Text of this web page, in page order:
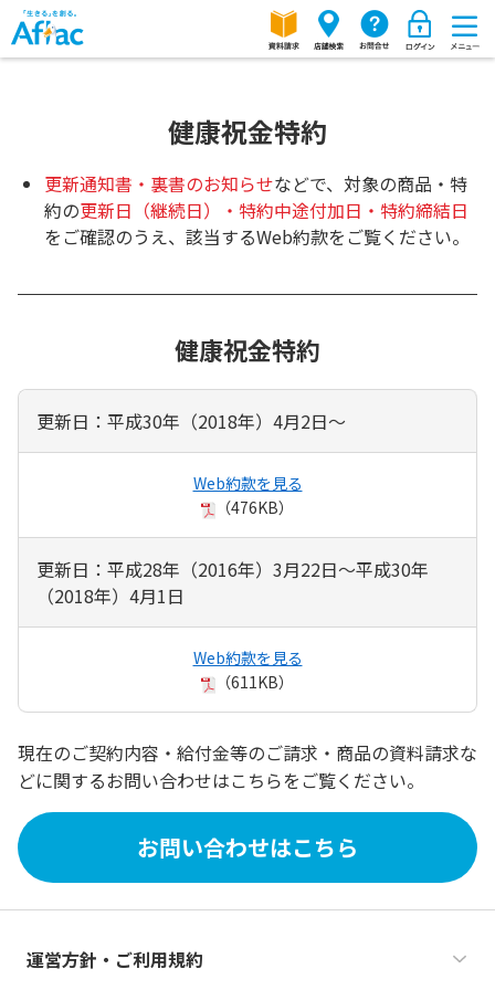
健康祝金特約
更新通知書・裏書のお知らせなどで、対象の商品・特
約の更新日（継続日）・特約中途付加日・特約締結日
をご確認のうえ、該当するWeb約款をご覧ください。
健康祝金特約
更新日：平成30年（2018年）4月2日～
Web約款を見る
（476KB）
更新日：平成28年（2016年）3月22日～平成30年
（2018年）4月1日
Web約款を見る
（611KB）
現在のご契約内容・給付金等のご請求・商品の資料請求な
どに関するお問い合わせはこちらをご覧ください。
お問い合わせはこちら
運営方針・ご利用規約